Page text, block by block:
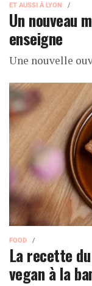
ET AUSSI À LYON
Un nouveau
enseigne
Une nouvelle
FOOD
La recette
vegan à la